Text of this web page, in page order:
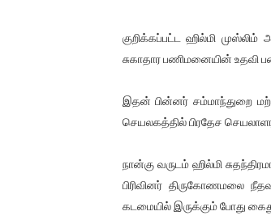
குறிக்கப்பட்ட ஹில்மி
சுகாதார பணிமனையின் உதவி
இதன் பின்னர் சம்மாந்துறை
செயலகத்தில் பிரதேச
நான்கு வருடம் ஹில்மி
பிரிவினர் திருகோணமலை
கடமையில் இருக்கும் போது